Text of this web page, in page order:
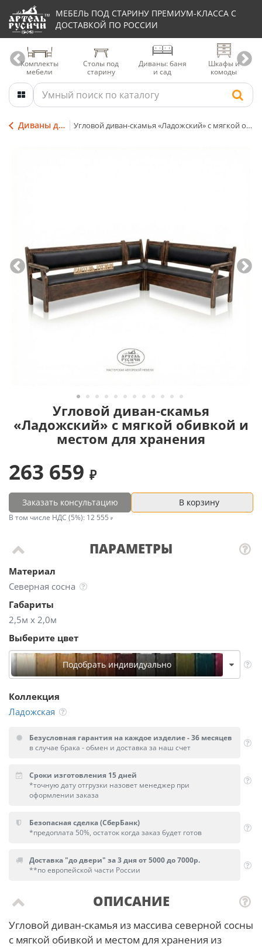
МЕБЕЛЬ ПОД СТАРИНУ ПРЕМИУМ-КЛАССА С
ДОСТАВКОЙ ПО РОССИИ
Комплекты
мебели
Столы под
старину
Диваны: баня
и сад
Шкафы и
комоды
Диваны для террасы Угловой диван-скамья «Ладожский» с мягкой обивкой и местом для хранения
Угловой диван-скамья
«Ладожский» с мягкой обивкой и
местом для хранения
ПАРАМЕТРЫ
Материал
Северная сосна
Габариты
2,5м х 2,0м
Выберите цвет
Подобрать индивидуально
Коллекция
Ладожская
263 659
Заказать консультацию В корзину
В том числе НДС (5%): 12 555
Безусловная гарантия на каждое изделие - 36 месяцев
в случае брака - обмен и доставка за наш счет
Сроки изготовления 15 дней
*точную дату отгрузки назовет менеджер при
оформлении заказа
Безопасная сделка (СберБанк)
*предоплата 50%, остаток когда заказ будет готов
Доставка "до двери" за 3 дня от 5000 до 7000р.
**по европейской части России
ОПИСАНИЕ
Угловой диван-скамья из массива северной сосны
с мягкой обивкой и местом для хранения из